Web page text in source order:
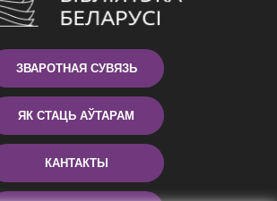
ЗВАРОТНАЯ СУВЯЗЬ
ЯК СТАЦЬ АЎТАРАМ
КАНТАКТЫ